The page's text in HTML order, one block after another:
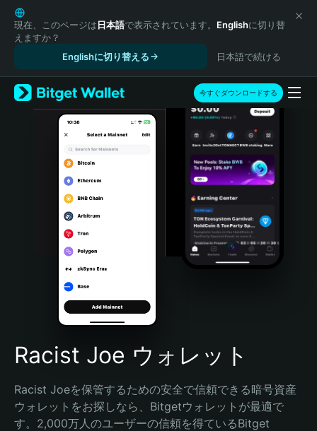
English
日本語
Tiếng Việt
Español (Latinoamérica)
Türkçe
Italiano
Português (Portugal)
Bahasa Indonesia
Português (Brasil)
Español (Argentina)
現在、このページは日本語で表示されています。 Englishに切り替
えますか？
Englishに切り替える
日本語で続ける
今すぐダウンロードする
Racist Joe ウォレット
Racist Joeを保管するための安全で信頼できる暗号資産
ウォレットをお探しなら、Bitgetウォレットが最適で
す。2,000万人のユーザーの信頼を得ているBitget